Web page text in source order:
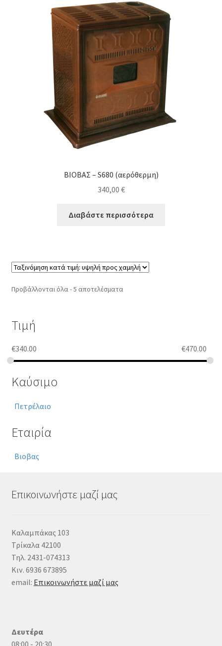
ΒΙΟΒΑΣ – S680 (αερόθερμη)
340,00 €
Διαβάστε περισσότερα
Προβάλλονται όλα - 5 αποτελέσματαSorted
Τιμή
€340.00 €470.00
Καύσιμο
Πετρέλαιο
Εταιρία
Βιοβας
Επικοινωνήστε μαζί μας
Καλαμπάκας 103
Τρίκαλα 42100
Τηλ. 2431-074313
Κιν. 6936 673895
email: Επικοινωνήστε μαζί μας
Δευτέρα
08:00 - 20:30